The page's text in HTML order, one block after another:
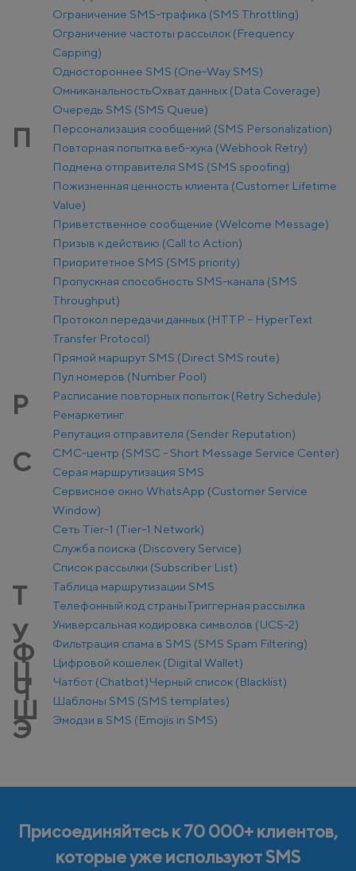
Ограничение SMS-трафика (SMS Throttling)
Ограничение частоты рассылок (Frequency
Capping)
Одностороннее SMS (One-Way SMS)
ОмниканальностьОхват данных (Data Coverage)
Очередь SMS (SMS Queue)
П
Персонализация сообщений (SMS Personalization)
Повторная попытка веб-хука (Webhook Retry)
Подмена отправителя SMS (SMS spoofing)
Пожизненная ценность клиента (Customer Lifetime
Value)
Приветственное сообщение (Welcome Message)
Призыв к действию (Call to Action)
Приоритетное SMS (SMS priority)
Пропускная способность SMS-канала (SMS
Throughput)
Протокол передачи данных (HTTP – HyperText
Transfer Protocol)
Прямой маршрут SMS (Direct SMS route)
Пул номеров (Number Pool)
Р
Расписание повторных попыток (Retry Schedule)
Ремаркетинг
Репутация отправителя (Sender Reputation)
С
СМС-центр (SMSC - Short Message Service Center)
Серая маршрутизация SMS
Сервисное окно WhatsApp (Customer Service
Window)
Сеть Tier-1 (Tier-1 Network)
Служба поиска (Discovery Service)
Список рассылки (Subscriber List)
Т
Таблица маршрутизации SMS
Телефонный код страныТриггерная рассылка
У Универсальная кодировка символов (UCS-2)
Ф Фильтрация спама в SMS (SMS Spam Filtering)
Ц Цифровой кошелек (Digital Wallet)
Ч Чатбот (Chatbot)Черный список (Blacklist)
Ш Шаблоны SMS (SMS templates)
Э Эмодзи в SMS (Emojis in SMS)
Присоединяйтесь к 70 000+ клиентов,
которые уже используют SMS